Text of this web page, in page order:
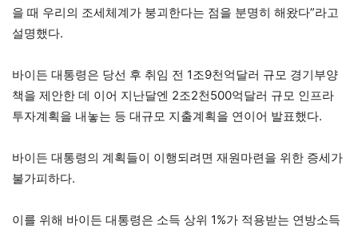
을 때 우리의 조세체계가 붕괴한다는 점을 분명히 해왔다”라고
설명했다.
바이든 대통령은 당선 후 취임 전 1조9천억달러 규모 경기부양
책을 제안한 데 이어 지난달엔 2조2천500억달러 규모 인프라
투자계획을 내놓는 등 대규모 지출계획을 연이어 발표했다.
바이든 대통령의 계획들이 이행되려면 재원마련을 위한 증세가
불가피하다.
이를 위해 바이든 대통령은 소득 상위 1%가 적용받는 연방소득